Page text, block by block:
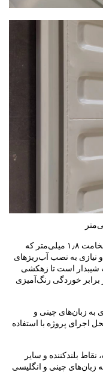
② نوع سقف: سقف تخته‌فولادی نوردشده به ضخامت ۱٫۸ میلی‌متر که
به نصب آب‌ریزهای
است تا زهکشی
خوردگی رنگ‌آمیزی
به زبان‌های چینی و
اجرای پروژه با استفاده
بلندکننده و سایر
زبان‌های چینی و انگلیسی